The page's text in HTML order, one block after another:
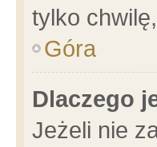
tylko
Góra
Dlaczego
Jeżeli nie